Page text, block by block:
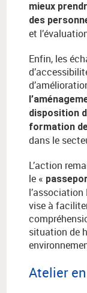
mieux
des
et
Enfin, les
disposition
formation
dans le
L’action
le «
l’association
vise à
situation de
Atelier